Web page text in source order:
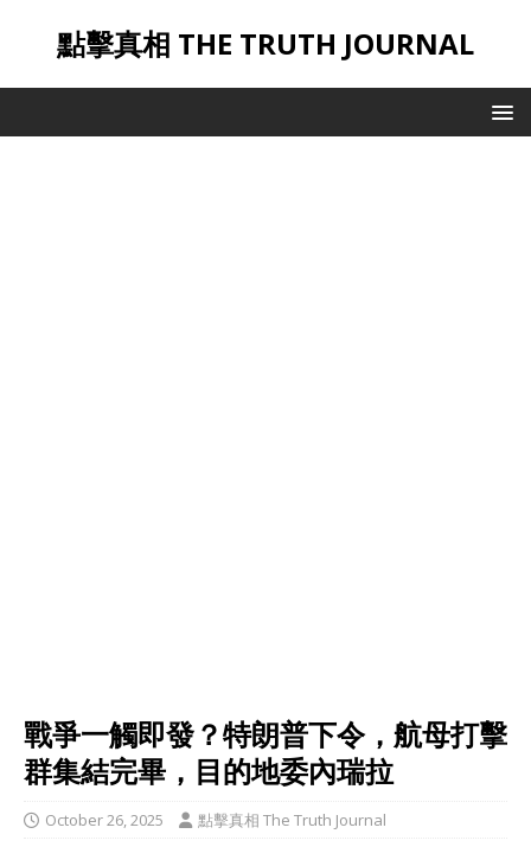
點擊真相 THE TRUTH JOURNAL
戰爭一觸即發？特朗普下令，航母打擊
群集結完畢，目的地委內瑞拉
October 26, 2025 點擊真相 The Truth Journal